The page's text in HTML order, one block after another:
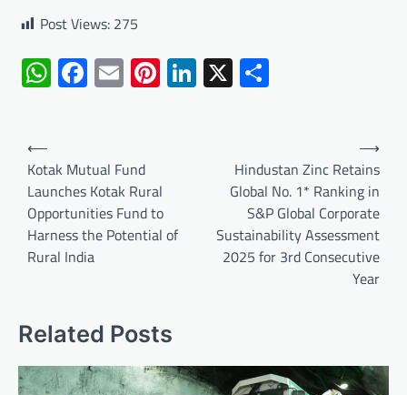
Post Views: 275
WhatsApp
Facebook
EmailPinterest
LinkedIn
X
Post
navigation
⟵
Kotak Mutual Fund
Launches Kotak Rural
Opportunities Fund to
Harness the Potential of
Rural India
Hindustan Zinc Retains
Global No. 1* Ranking in
S&P Global Corporate
Sustainability Assessment
2025 for 3rd Consecutive
Year
⟶
Related Posts